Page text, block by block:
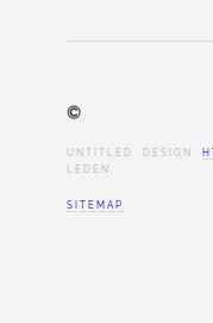
©
UNTITLED. DESIGN:
LEDEN.
SITEMAP